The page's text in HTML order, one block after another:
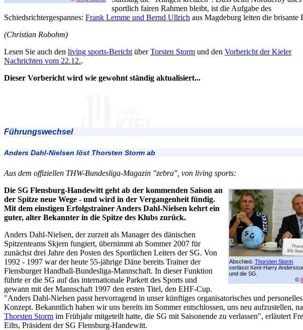
sportlich fairen Rahmen bleibt, ist die Aufgabe des
Schiedsrichtergespannes: Frank Lemme und Bernd Ullrich aus Magdeburg leiten die brisante
(Christian Robohm)
Lesen Sie auch den living sports-Bericht überTorsten Storm und den Vorbericht der Kieler
Nachrichten vom 22.12..
Dieser Vorbericht wird wie gewohnt ständig aktualisiert...
Führungswechsel
Anders Dahl-Nielsen löst Thorsten Storm ab
Aus dem offiziellen THW-Bundesliga-Magazin "zebra", von living sports:
Abschied. Thorsten Storm
verlässt Kent-Harry
und die SG.
©
Die SG Flensburg-Handewitt geht ab der kommenden Saison an
der Spitze neue Wege - und wird in der Vergangenheit fündig.
Mit dem einstigen Erfolgstrainer Anders Dahl-Nielsen kehrt ein
guter, alter Bekannter in die Spitze des Klubs zurück.
Anders Dahl-Nielsen, der zurzeit als Manager des dänischen
Spitzenteams Skjern fungiert, übernimmt ab Sommer 2007 für
zunächst drei Jahre den Posten des Sportlichen Leiters der SG. Von
1992 - 1997 war der heute 55-jährige Däne bereits Trainer der
Flensburger Handball-Bundesliga-Mannschaft. In dieser Funktion
führte er die SG auf das internationale Parkett des Sports und
gewann mit der Mannschaft 1997 den ersten Titel, den EHF-Cup.
"Anders Dahl-Nielsen passt hervorragend in unser künftiges organisatorisches und personelles
Konzept. Bekanntlich haben wir uns bereits im Sommer entschlossen, uns neu aufzustellen,
Thorsten Storm im Frühjahr mitgeteilt hatte, die SG mit Saisonende zu verlassen", erläutert
Eilts, Präsident der SG Flensburg-Handewitt.